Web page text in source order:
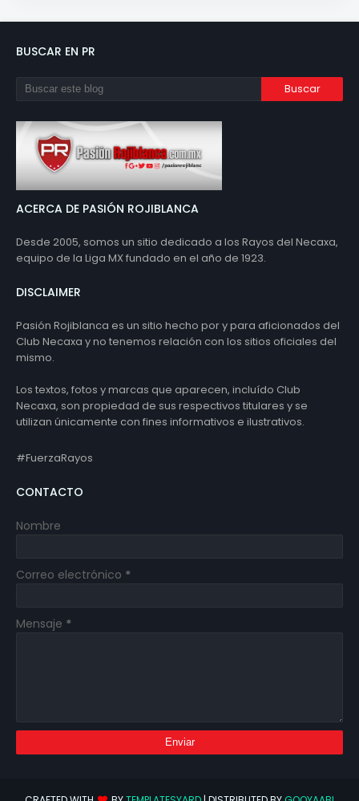
BUSCAR EN PR
ACERCA DE PASIÓN ROJIBLANCA
Desde 2005, somos un sitio dedicado a los Rayos del Necaxa,
equipo de la Liga MX fundado en el año de 1923.
DISCLAIMER
Pasión Rojiblanca es un sitio hecho por y para aficionados del
Club Necaxa y no tenemos relación con los sitios oficiales del
mismo.
Los textos, fotos y marcas que aparecen, incluído Club
Necaxa, son propiedad de sus respectivos titulares y se
utilizan únicamente con fines informativos e ilustrativos.
#FuerzaRayos
CONTACTO
Nombre
Correo electrónico *
Mensaje *